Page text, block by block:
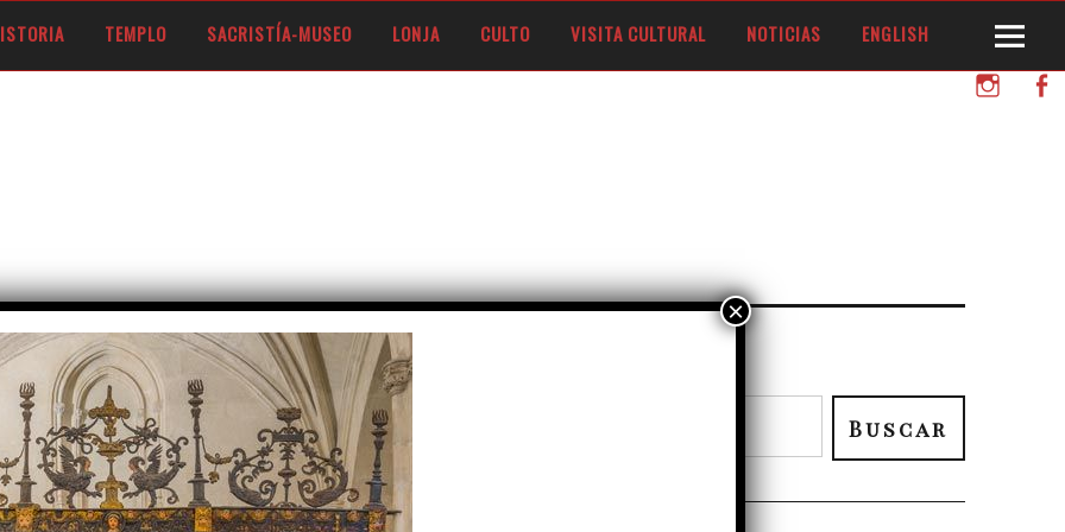
FERNANDO V DE ARAGÓN, LOS REYES CATÓLICOS
TEMPLO SACRISTÍA-MUSEO LONJA CULTO VISITA CULTURAL NOTICIAS ENGLISH